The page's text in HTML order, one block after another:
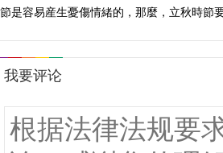
節是容易産生憂傷情緒的，那麼，立秋時節